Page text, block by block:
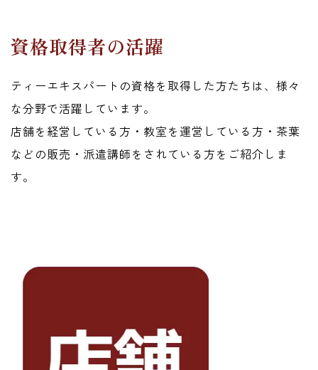
資格取得者の活躍
ティーエキスパートの資格を取得した方たちは、様々
な分野で活躍しています。
店舗を経営している方・教室を運営している方・茶葉
などの販売・派遣講師をされている方をご紹介しま
す。